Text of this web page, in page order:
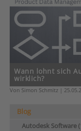
Wann lohnt sich
wirklich?
Von Simon Schmitz |
Blog
Autodesk Software